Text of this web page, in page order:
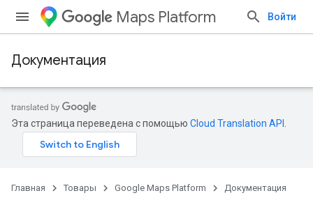
Maps Platform Войти
Документация
Эта страница переведена с помощью Cloud Translation API
Главная Товары Google Maps Platform Документация